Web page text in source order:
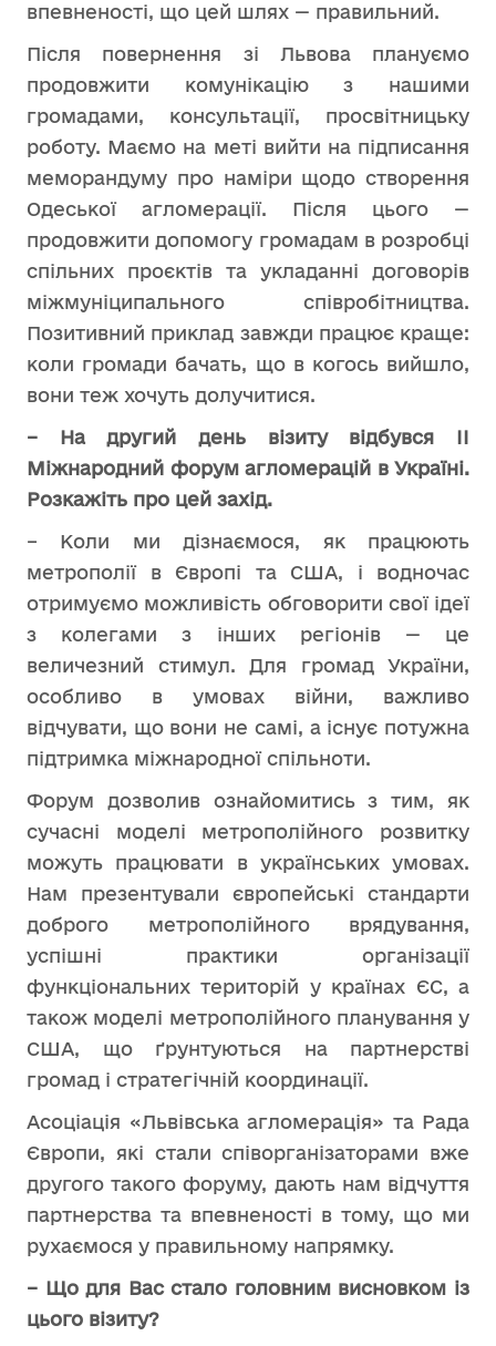
впевненості, що цей шлях — правильний.
Після повернення зі Львова плануємо
продовжити комунікацію з нашими
громадами, консультації, просвітницьку
роботу. Маємо на меті вийти на підписання
меморандуму про наміри щодо створення
Одеської агломерації. Після цього —
продовжити допомогу громадам в розробці
спільних проєктів та укладанні договорів
міжмуніципального співробітництва.
Позитивний приклад завжди працює краще:
коли громади бачать, що в когось вийшло,
вони теж хочуть долучитися.
– На другий день візиту відбувся ІІ
Міжнародний форум агломерацій в Україні.
Розкажіть про цей захід.
– Коли ми дізнаємося, як працюють
метрополії в Європі та США, і водночас
отримуємо можливість обговорити свої ідеї
з колегами з інших регіонів — це
величезний стимул. Для громад України,
особливо в умовах війни, важливо
відчувати, що вони не самі, а існує потужна
підтримка міжнародної спільноти.
Форум дозволив ознайомитись з тим, як
сучасні моделі метрополійного розвитку
можуть працювати в українських умовах.
Нам презентували європейські стандарти
доброго метрополійного врядування,
успішні практики організації
функціональних територій у країнах ЄС, а
також моделі метрополійного планування у
США, що ґрунтуються на партнерстві
громад і стратегічній координації.
Асоціація «Львівська агломерація» та Рада
Європи, які стали співорганізаторами вже
другого такого форуму, дають нам відчуття
партнерства та впевненості в тому, що ми
рухаємося у правильному напрямку.
– Що для Вас стало головним висновком із
цього візиту?